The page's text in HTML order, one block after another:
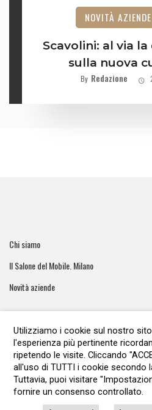
NOVITÀ
Scavolini: al via
sulla nuova
By Redazione
Chi siamo
Il Salone del Mobile. Milano
Novità aziende
ArreCasa e' una testata
Roma - Numero 51/2016 Direttore
Editore: ARvis.it - Via Alessandria
REA1135122 -
Utilizziamo i cookie sul nostro
l'esperienza più pertinente
ripetendo le visite. Cliccando
all'uso di TUTTI i cookie secondo
Tuttavia, puoi visitare
fornire un consenso controllato.